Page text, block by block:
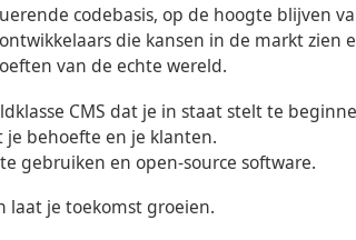
codebasis, op de hoogte blijven
die kansen in de markt zien
van de echte wereld.
CMS dat je in staat stelt te
behoefte en je klanten.
gebruiken en open-source software.
laat je toekomst groeien.